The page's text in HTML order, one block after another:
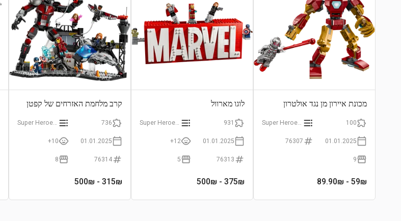
מכונת איירון מן נגד אולטרון
100
01.01.2025
76307
9
59₪
- 89.90₪
לוגו מארוול
931
01.01.2025
12+
76313
5
375₪
- 500₪
קרב מלחמת האזרחים של קפטן
736
01.01.2025
10+
76314
8
315₪
- 500₪